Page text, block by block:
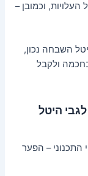
וכמובן –
השבחה נכון,
ולקבל
היטל
התכנוני – הפער